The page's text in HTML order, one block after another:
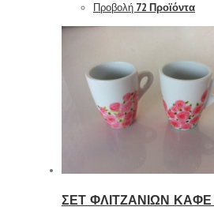
Προβολή 72 Προϊόντα
ΣΕΤ ΦΛΙΤΖΑΝΙΩΝ ΚΑΦΕ